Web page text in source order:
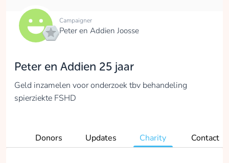
Campaigner
Peter en Addien Joosse
Peter en Addien 25 jaar
Geld inzamelen voor onderzoek tbv behandeling
spierziekte FSHD
Donors Updates Charity Contact